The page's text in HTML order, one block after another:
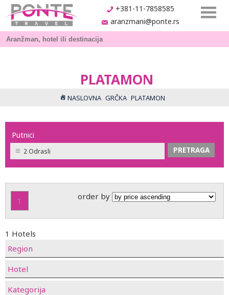
+381-11-7858585
aranzmani@ponte.rs
PLATAMON
NASLOVNA GRČKA PLATAMON
Putnici
2 Odrasli
1 order by
1 Hotels
Region
Hotel
Kategorija